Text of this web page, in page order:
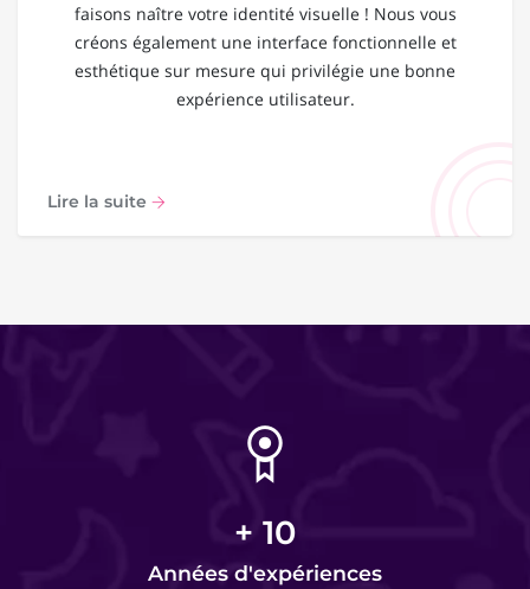
faisons naître votre identité visuelle ! Nous vous
créons également une interface fonctionnelle et
esthétique sur mesure qui privilégie une bonne
expérience utilisateur.
Lire la suite
+ 10
Années d'expériences